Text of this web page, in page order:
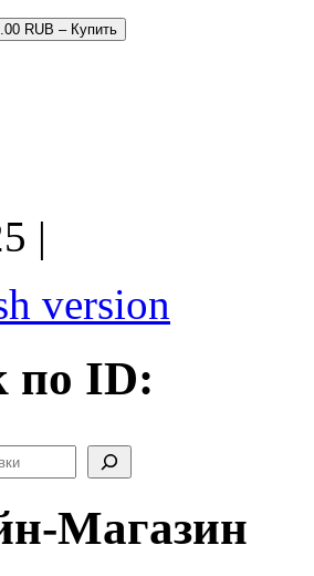
RUB – Купить
|
version
по ID:
Магазин